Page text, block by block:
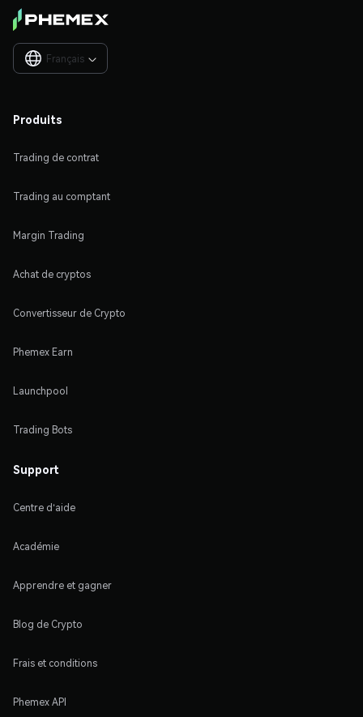
Français 
Produits
Trading de contrat
Trading au comptant
Margin Trading
Achat de cryptos
Convertisseur de Crypto
Phemex Earn
Launchpool
Trading Bots
Support
Centre d'aide
Académie
Apprendre et gagner
Blog de Crypto
Frais et conditions
Phemex API